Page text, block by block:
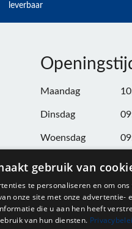
leverbaar
Maandag
Dinsdag
Woensdag
Donderdag
Vrijdag
Zaterdag
gebruik van
te personaliseren en om
onze site met onze advertentie-
die u aan hen heeft
van hun diensten.